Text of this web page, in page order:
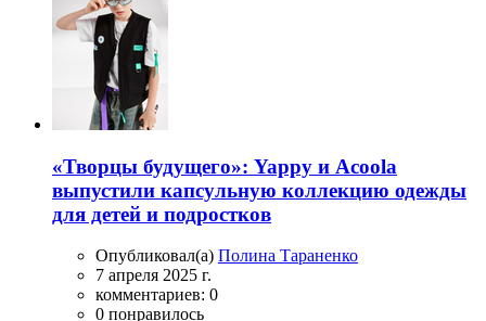
«Творцы будущего»: Yappy и Acoola
выпустили капсульную коллекцию одежды
для детей и подростков
Опубликовал(а) Полина Тараненко
7 апреля 2025 г.
комментариев: 0
0 понравилось